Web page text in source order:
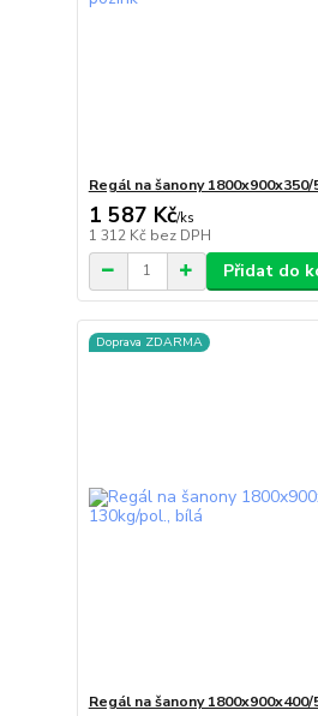
Regál na šanony
1 587 Kč/ks
1 312 Kč bez DPH
Přidat do
Doprava ZDARMA
Regál na šanony